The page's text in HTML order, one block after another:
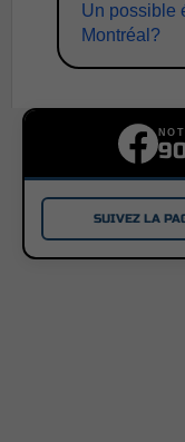
Un possible
Montréal?
SUIVEZ LA